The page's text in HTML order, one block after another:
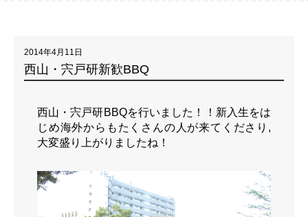
2014年4月11日
西山・宍戸研新歓BBQ
西山・宍戸研BBQを行いました！！新入生をは
じめ海外からもたくさんの人が来てくださり,
大変盛り上がりましたね！